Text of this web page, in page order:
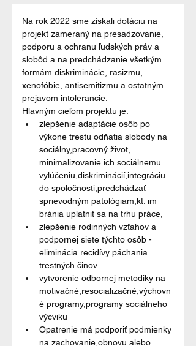
Na rok 2022 sme získali dotáciu na
projekt zameraný na presadzovanie,
podporu a ochranu ľudských práv a
slobôd a na predchádzanie všetkým
formám diskriminácie, rasizmu,
xenofóbie, antisemitizmu a ostatným
prejavom intolerancie.
Hlavným cieľom projektu je:
zlepšenie adaptácie osôb po
výkone trestu odňatia slobody na
sociálny,pracovný život,
minimalizovanie ich sociálnemu
vylúčeniu,diskriminácií,integráciu
do spoločnosti,predchádzať
sprievodným patológiam,kt. im
bránia uplatniť sa na trhu práce,
zlepšenie rodinných vzťahov a
podpornej siete týchto osôb -
eliminácia recidívy páchania
trestných činov
vytvorenie odbornej metodiky na
motivačné,resocializačné,výchovn
é programy,programy sociálneho
výcviku
Opatrenie má podporiť podmienky
na zachovanie,obnovu alebo